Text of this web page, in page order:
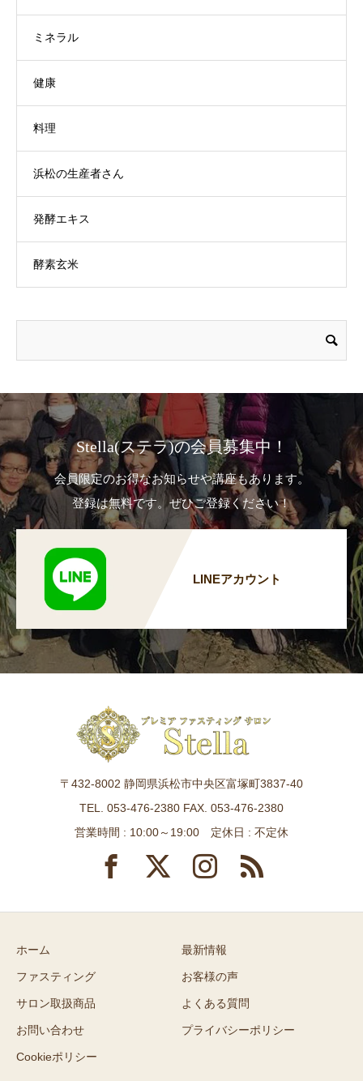
ミネラル
健康
料理
浜松の生産者さん
発酵エキス
酵素玄米
Stella(ステラ)の会員募集中！
会員限定のお得なお知らせや講座もあります。
登録は無料です。ぜひご登録ください！
LINEアカウント
〒432-8002 静岡県浜松市中央区富塚町3837-40
TEL. 053-476-2380 FAX. 053-476-2380
営業時間 : 10:00～19:00 定休日 : 不定休
ホーム 最新情報
ファスティング お客様の声
サロン取扱商品 よくある質問
お問い合わせ プライバシーポリシー
Cookieポリシー